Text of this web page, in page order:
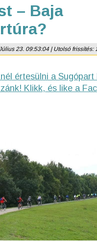
– Baja
23. 09:53:04 | Utolsó frissítés:
értesülni a
Klikk, és like a